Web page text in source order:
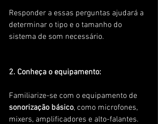
Responder a essas perguntas ajudará a
determinar o tipo e o tamanho do
sistema de som necessário.
2. Conheça o equipamento:
Familiarize-se com o equipamento de
sonorização básico, como microfones,
mixers, amplificadores e alto-falantes.